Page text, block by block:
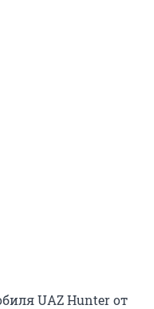
UAZ Hunter от